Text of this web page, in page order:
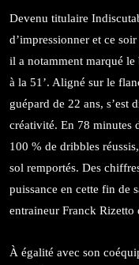
Devenu titulaire
d’impressionner et ce
il a notamment marqué
à la 51’. Aligné sur le
guépard de 22 ans, s’est
créativité. En 78 minutes
100 % de dribbles
sol remportés. Des
puissance en cette fin de
entraineur Franck Rizetto
À égalité avec son